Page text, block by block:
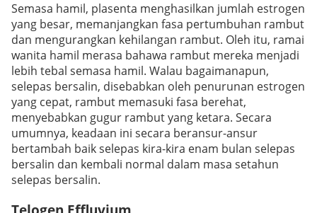
Semasa hamil, plasenta menghasilkan jumlah estrogen
yang besar, memanjangkan fasa pertumbuhan rambut
dan mengurangkan kehilangan rambut. Oleh itu, ramai
wanita hamil merasa bahawa rambut mereka menjadi
lebih tebal semasa hamil. Walau bagaimanapun,
selepas bersalin, disebabkan oleh penurunan estrogen
yang cepat, rambut memasuki fasa berehat,
menyebabkan gugur rambut yang ketara. Secara
umumnya, keadaan ini secara beransur-ansur
bertambah baik selepas kira-kira enam bulan selepas
bersalin dan kembali normal dalam masa setahun
selepas bersalin.